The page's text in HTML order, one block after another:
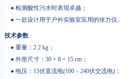
● 检测酸性污水时表现卓越；
● 一款设计用于户外实验室应用的张力仪。
技术参数
● 重量：2.2 kg；
● 外形尺寸：30 × 8 × 15 cm；
● 电压：15伏直流电(100 – 240伏交流电)；